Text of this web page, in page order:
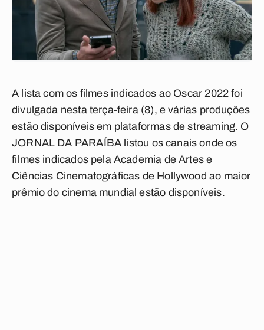
A lista com os filmes indicados ao Oscar 2022 foi
divulgada nesta terça-feira (8), e várias produções
estão disponíveis em plataformas de streaming. O
JORNAL DA PARAÍBA listou os canais onde os
filmes indicados pela Academia de Artes e
Ciências Cinematográficas de Hollywood ao maior
prêmio do cinema mundial estão disponíveis.